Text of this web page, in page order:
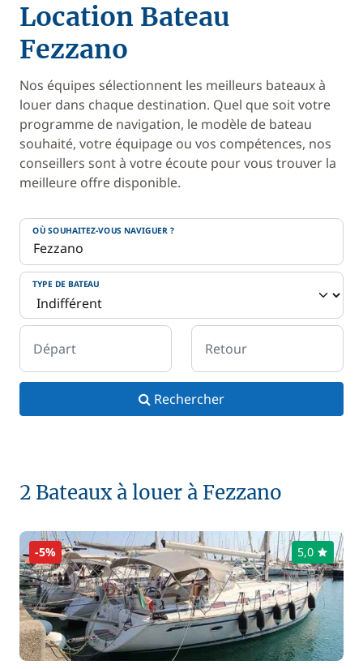
Location Bateau
Fezzano
Nos équipes sélectionnent les meilleurs bateaux à
louer dans chaque destination. Quel que soit votre
programme de navigation, le modèle de bateau
souhaité, votre équipage ou vos compétences, nos
conseillers sont à votre écoute pour vous trouver la
meilleure offre disponible.
OÙ SOUHAITEZ-VOUS NAVIGUER ?
TYPE DE BATEAU
Départ Retour
Rechercher
2 Bateaux à louer à Fezzano
-5% 5,0